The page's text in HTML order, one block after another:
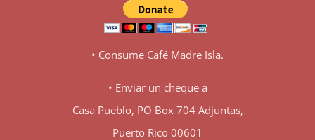
• Consume Café Madre Isla.
• Enviar un cheque a
Casa Pueblo, PO Box 704 Adjuntas,
Puerto Rico 00601